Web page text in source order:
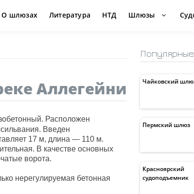
О шлюзах Литература НТД Шлюзы
Аллегейни
Расположен
Введен
17 м, длина — 110 м.
В качестве основных
ворота.
нерегулируемая бетонная
Чайковский
Пермский шлюз
Красноярский
судоподъемник